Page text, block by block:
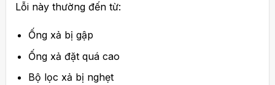
Lỗi này thường đến từ:
Ống xả bị gập
Ống xả đặt quá cao
Bộ lọc xả bị nghẹt